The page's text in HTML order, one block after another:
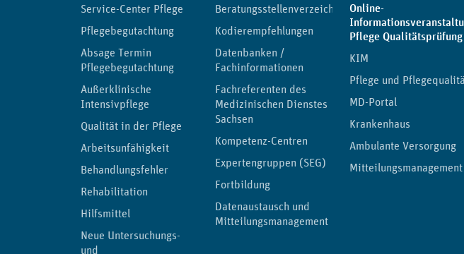
Service-Center Pflege
Pflegebegutachtung
Absage Termin
Pflegebegutachtung
Außerklinische
Intensivpflege
Qualität in der Pflege
Arbeitsunfähigkeit
Behandlungsfehler
Rehabilitation
Hilfsmittel
Neue Untersuchungs-
und
Beratungsstellenverzeichnis
Kodierempfehlungen
Datenbanken /
Fachinformationen
Fachreferenten des
Medizinischen Dienstes
Sachsen
Kompetenz-Centren
Expertengruppen (SEG)
Fortbildung
Datenaustausch und
Mitteilungsmanagement
Online-
Pflege Qualitätsprüfung
KIM
Pflege und
MD-Portal
Krankenhaus
Ambulante Versorgung
Mitteilungsmanagement